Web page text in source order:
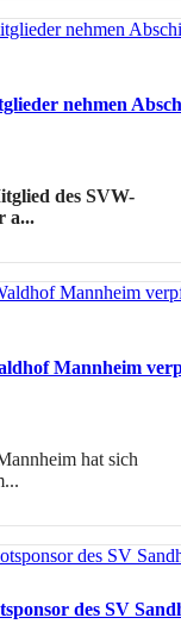
nehmen
des SVW-
a...
Mannheim
hat sich
des SV